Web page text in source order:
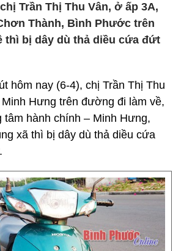
Trần Thị Thu Vân, ở ấp 3A,
Thành, Bình Phước trên
thì bị dây dù thả diều cứa đứt
hôm nay (6-4), chị Trần Thị Thu
Hưng trên đường đi làm về,
tâm hành chính – Minh Hưng,
xã thì bị dây dù thả diều cứa